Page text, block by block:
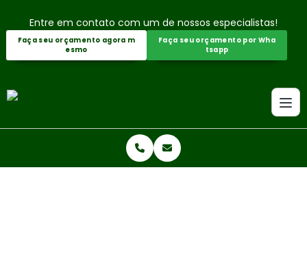
Entre em contato com um de nossos especialistas!
Faça seu orçamento agora m
esmo
Faça seu orçamento por Wha
tsapp